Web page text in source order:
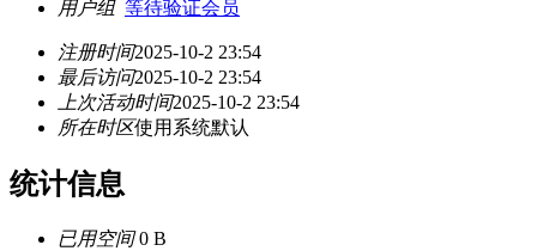
用户组 等待验证会员
注册时间2025-10-2 23:54
最后访问2025-10-2 23:54
上次活动时间2025-10-2 23:54
所在时区使用系统默认
统计信息
已用空间0 B